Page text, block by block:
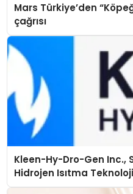
Mars Türkiye’den
çağrısı
Kleen-Hy-Dro-Gen Inc.,
Hidrojen Isıtma
Düzenleyici Onaylarını